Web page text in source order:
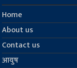
Home
About us
Contact us
आयुष